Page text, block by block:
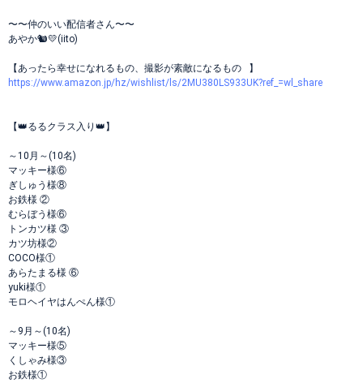
〜〜仲のいい配信者さん〜〜
あやか🐿💛(iito)
【あったら幸せになれるもの、撮影が素敵になるもの⠀】
https://www.amazon.jp/hz/wishlist/ls/2MU380LS933UK?ref_=wl_share
【👑るるクラス入り👑】
～10月～(10名)
マッキー様⑥
ぎしゅう様⑧
お鉄様 ②
むらぼう様⑥
トンカツ様 ③
カツ坊様②
COCO様①
あらたまる様 ⑥
yuki様①
モロヘイヤはんぺん様①
～9月～(10名)
マッキー様⑤
くしゃみ様③
お鉄様①